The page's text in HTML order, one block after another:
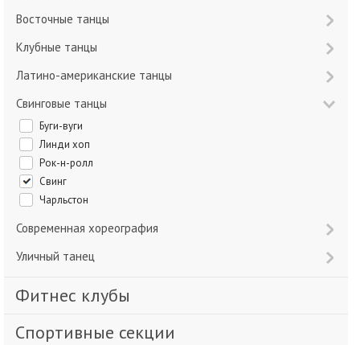
Восточные танцы
Клубные танцы
Латино-американские танцы
Свинговые танцы
Буги-вуги
Линди хоп
Рок-н-ролл
Свинг
Чарльстон
Современная хореография
Уличный танец
Фитнес клубы
Спортивные секции